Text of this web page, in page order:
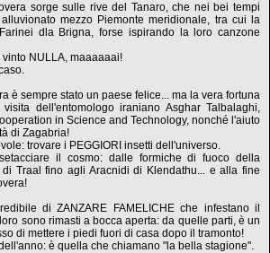
sorge sulle rive del Tanaro, che nei bei tempi
mezzo Piemonte meridionale, tra cui la
dla Brigna, forse ispirando la loro canzone
NULLA, maaaaaai!
è sempre stato un paese felice... ma la vera fortuna
dell'entomologo iraniano Asghar Talbalaghi,
in Science and Technology, nonché l'aiuto
di Zagabria!
trovare i PEGGIORI insetti dell'universo.
il cosmo: dalle formiche di fuoco della
Traal fino agli Aracnidi di Klendathu... e alla fine
di ZANZARE FAMELICHE che infestano il
sono rimasti a bocca aperta: da quelle parti, è un
di mettere i piedi fuori di casa dopo il tramonto!
è quella che chiamano "la bella stagione".